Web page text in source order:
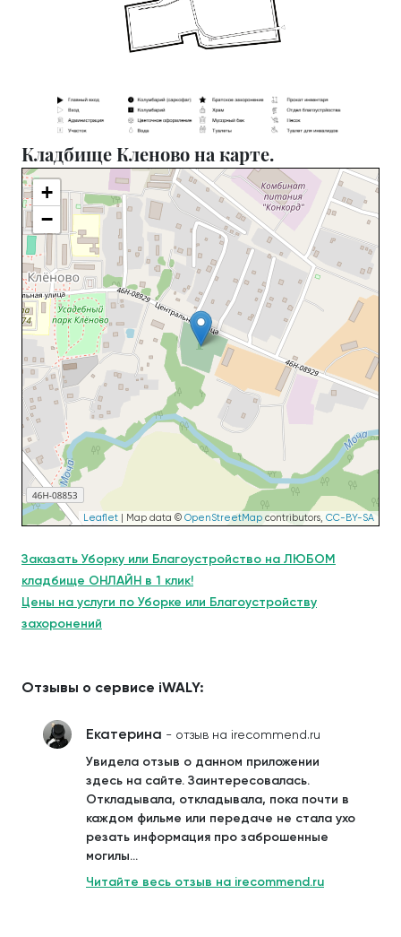
Кладбище Кленово на карте.
+
−
Leaflet | Map data © OpenStreetMap contributors, CC-BY-SA
Заказать Уборку или Благоустройство на ЛЮБОМ
кладбище ОНЛАЙН в 1 клик!
Цены на услуги по Уборке или Благоустройству
захоронений
Отзывы о сервисе iWALY:
Екатерина - отзыв на irecommend.ru
Увидела отзыв о данном приложении
здесь на сайте. Заинтересовалась.
Откладывала, откладывала, пока почти в
каждом фильме или передаче не стала ухо
резать информация про заброшенные
могилы...
Читайте весь отзыв на irecommend.ru